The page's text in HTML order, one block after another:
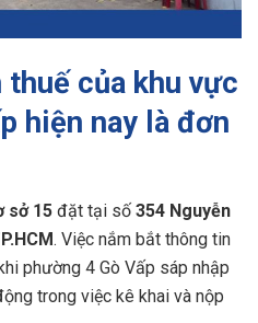
của khu vực
hiện nay là đơn
sở 15 đặt tại số 354 Nguyễn
. Việc nắm bắt thông tin
phường 4 Gò Vấp sáp nhập
trong việc kê khai và nộp